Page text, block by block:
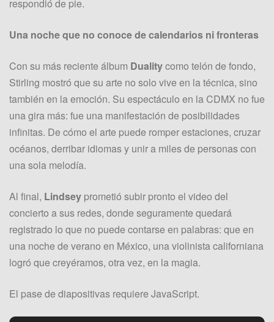
respondió de pie.
Una noche que no conoce de calendarios ni fronteras
Con su más reciente álbum Dualitycomo telón de fondo,
Stirling mostró que su arte no solo vive en la técnica, sino
también en la emoción. Su espectáculo en la CDMX no fue
una gira más: fue una manifestación de posibilidades
infinitas. De cómo el arte puede romper estaciones, cruzar
océanos, derribar idiomas y unir a miles de personas con
una sola melodía.
Al final, Lindsey prometió subir pronto el video del
concierto a sus redes, donde seguramente quedará
registrado lo que no puede contarse en palabras: que en
una noche de verano en México, una violinista californiana
logró que creyéramos, otra vez, en la magia.
El pase de diapositivas requiere JavaScript.